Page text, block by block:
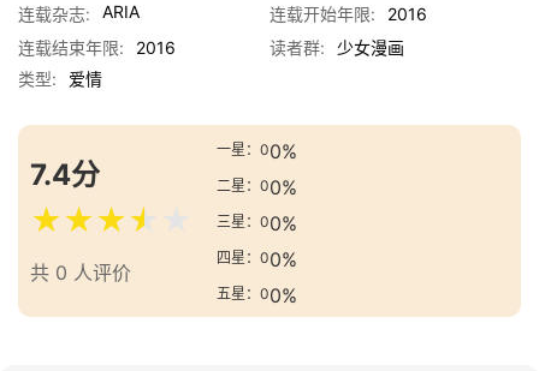
连载杂志:
ARIA 连载开始年限:
2016
连载结束年限:
2016 读者群:
少女漫画
类型:
爱情
7.4分
★★★★
共 0 人评价
一星：00%
二星：00%
三星：00%
四星：00%
五星：00%